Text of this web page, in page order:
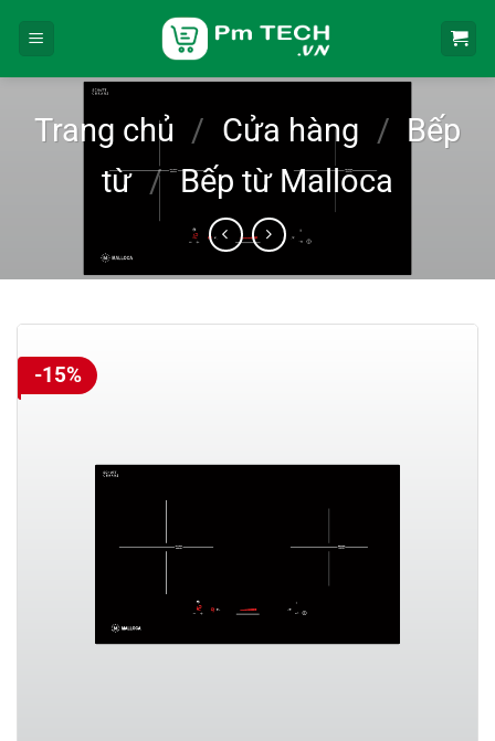
Trang chủ / Cửa hàng / Bếp
từ / Bếp từ Malloca
-15%